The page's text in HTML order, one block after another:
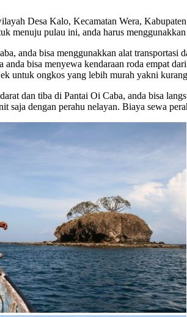
Desa Kalo, Kecamatan Wera,
menuju pulau ini, anda harus
anda bisa menggunakkan alat
anda bisa menyewa kendaraan roda empat
untuk ongkos yang lebih murah yakni
dan tiba di Pantai Oi Caba, anda bisa
saja dengan perahu nelayan. Biaya sewa